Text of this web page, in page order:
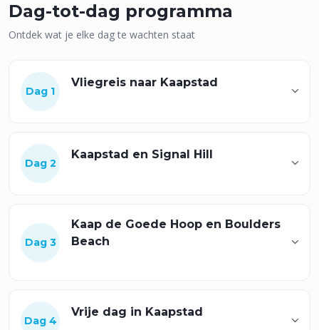
Dag-tot-dag programma
Ontdek wat je elke dag te wachten staat
Dag 1
Vliegreis naar Kaapstad
Dag 2
Kaapstad en Signal Hill
Dag 3
Kaap de Goede Hoop en Boulders
Beach
Dag 4
Vrije dag in Kaapstad